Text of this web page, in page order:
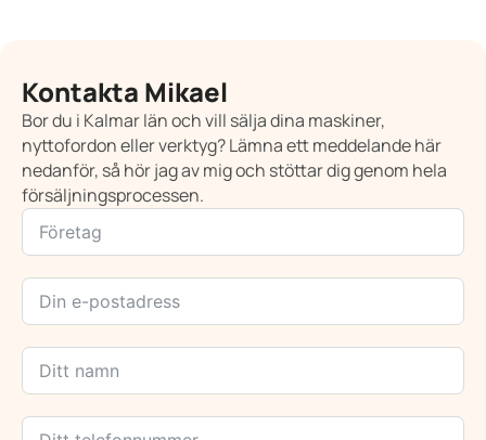
Kontakta Mikael
Bor du i Kalmar län och vill sälja dina maskiner,
nyttofordon eller verktyg? Lämna ett meddelande här
nedanför, så hör jag av mig och stöttar dig genom hela
försäljningsprocessen.